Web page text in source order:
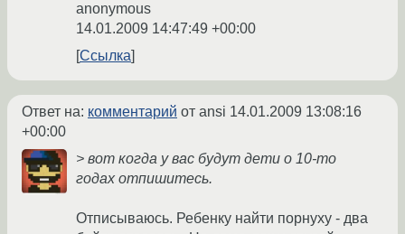
anonymous
14.01.2009 14:47:49 +00:00
Ссылка
Ответ на: комментарий от ansi 14.01.2009 13:08:16
+00:00
> вот когда у вас будут дети о 10-то
годах отпишитесь.
Отписываюсь. Ребенку найти порнуху - два